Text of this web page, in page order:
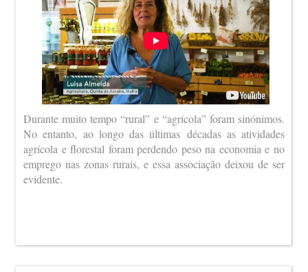
Durante muito tempo “rural” e “agrícola” foram sinónimos.
No entanto, ao longo das últimas décadas as atividades
agrícola e florestal foram perdendo peso na economia e no
emprego nas zonas rurais, e essa associação deixou de ser
evidente.